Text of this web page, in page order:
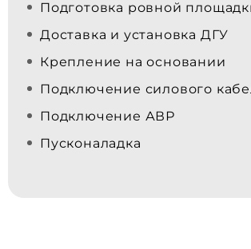
Подготовка ровной
Доставка и установка ДГУ
Крепление на основании
Подключение силового
Подключение АВР
Пусконаладка